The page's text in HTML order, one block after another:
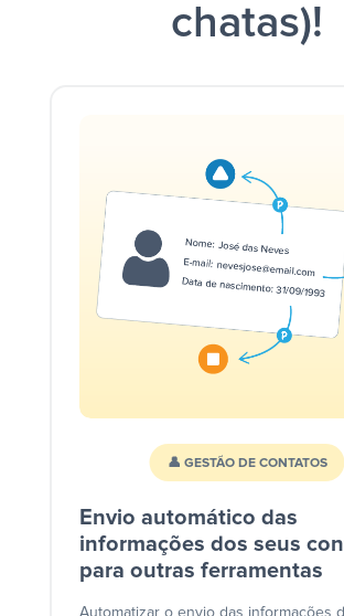
chatas)!
👤 GESTÃO DE CONTATOS
Envio automático das
informações dos seus
para outras ferramentas